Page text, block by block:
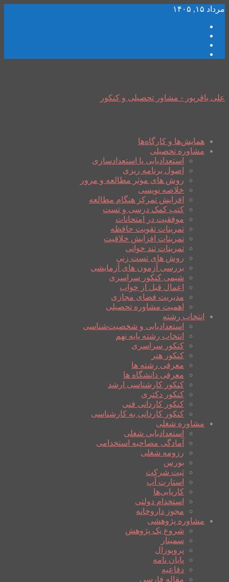
مرداد ۱۵, ۱۴۰۵
علی باقرپور - مشاور تحصیلی و کنکور
همایش‌ها و کارگاه‌ها
مشاوره تحصیلی
استعدادیابی یا استعدادسازی
اصول برنامه ریزی
روش های موثر مطالعه و مرور
خلاصه نویسی
افزایش تمرکز هنگام مطالعه
کتب کمک درسی و تست
موفقیت در امتحانات
تمرینات تقویت حافظه
تمرینات افزایش خلاقیت
تمرینات تند خوانی
روش های تست زنی
بررسی آزمون های آزمایشی
شیمی کنکور سراسری
اعمال قبل از خواب
مدیریت فضای مجازی
اهمیت مشاوره تحصیلی
انتخاب رشته
استعدادیابی و شخصیت‌شناسی
انتخاب رشته پایه نهم
کنکور سراسری
کنکور هنر
معرفی رشته ها
معرفی دانشگاه ها
کنکور کارشناسی ارشد
کنکور دکتری
کنکور کاردانی فنی
کنکور کاردانی به کارشناسی
مشاوره شغلی
استعدادیابی شغلی
آمادگی مصاحبه استخدامی
رزومه شغلی
بورس
ثبت شرکت
استارت آپ
کاریابی‌ها
استخدام دولتی
مجوز داروخانه
مشاوره پژوهشی
شروع یک پژوهش
سمینار
پروپوزال
پایان نامه
دفاعیه
مقاله فارسی